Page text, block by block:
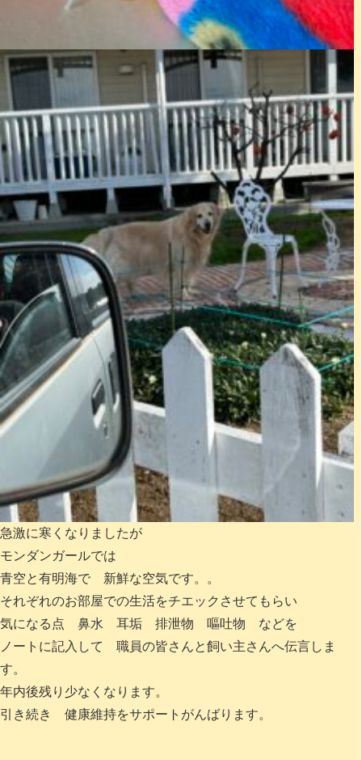
急激に寒くなりましたが
モンダンガールでは
青空と有明海で 新鮮な空気です。。
それぞれのお部屋での生活をチエックさせてもらい
気になる点 鼻水 耳垢 排泄物 嘔吐物 などを
ノートに記入して 職員の皆さんと飼い主さんへ伝言しま
す。
年内後残り少なくなります。
引き続き 健康維持をサポートがんばります。